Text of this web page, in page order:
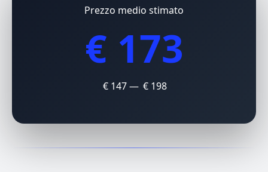
Prezzo medio stimato
€ 173
€ 147 — € 198